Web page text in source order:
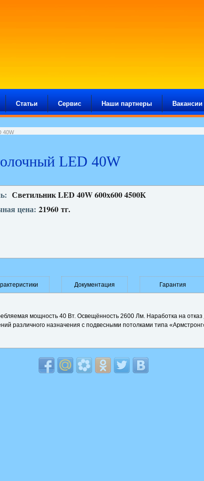
Статьи Сервис Наши партнеры Вакансии
40W
LED 40W
Светильник LED 40W 600х600 4500К
цена: 21960тг.
Документация Гарантия
мощность 40 Вт. Освещённость 2600 Лм. Наработка на отказ
различного назначения с подвесными потолками типа